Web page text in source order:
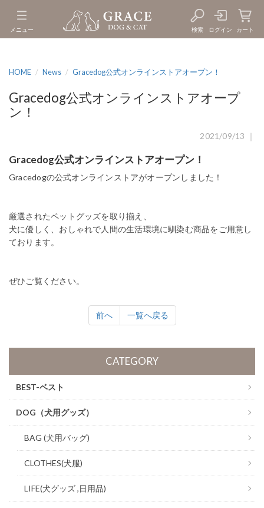
検索 ログイン カート
メニュー
HOME News Gracedog公式オンラインストアオープン！
Gracedog公式オンラインストアオープ
ン！
2021/09/13 ｜
Gracedog公式オンラインストアオープン！
Gracedogの公式オンラインストアがオープンしました！
厳選されたペットグッズを取り揃え、
犬に優しく、おしゃれで人間の生活環境に馴染む商品をご用意し
ております。
ぜひご覧ください。
前へ 一覧へ戻る
CATEGORY
BEST-ベスト
DOG（犬用グッズ）
BAG (犬用バッグ)
CLOTHES(犬服)
LIFE(犬グッズ ,日用品)